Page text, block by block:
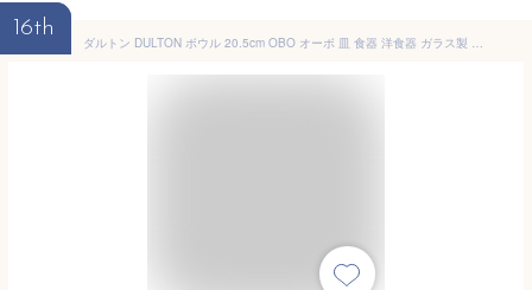
16th
ダルトン DULTON ボウル 20.5cm OBO オーボ 皿 食器 洋食器 ガラス製 （ 大鉢 サラダボウル そうめん鉢 大皿 ガラス 鉢 お皿 ガラスボウル おしゃれ カフェ風 ）